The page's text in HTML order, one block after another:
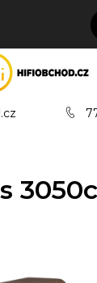
3050c